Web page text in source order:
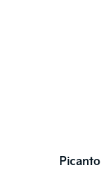
Picanto